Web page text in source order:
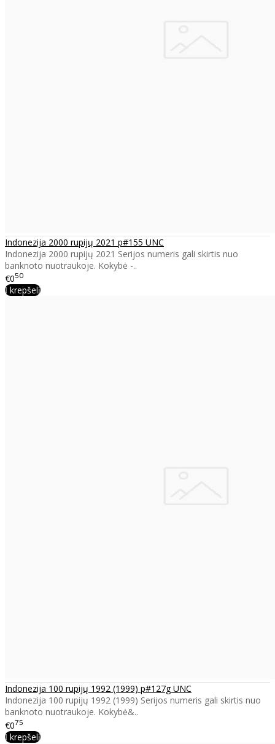
Indonezija 2000 rupijų 2021 p#155 UNC
Indonezija 2000 rupijų 2021 Serijos numeris gali skirtis nuo
banknoto nuotraukoje. Kokybė -..
€050
Į krepšelį
Indonezija 100 rupijų 1992 (1999) p#127g UNC
Indonezija 100 rupijų 1992 (1999) Serijos numeris gali skirtis nuo
banknoto nuotraukoje. Kokybė&..
€075
Į krepšelį